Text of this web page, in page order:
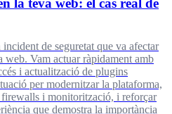
la teva web: el cas real de
de seguretat que va afectar
web. Vam actuar ràpidament amb
i actualització de plugins
per modernitzar la plataforma,
i monitorització, i reforçar
que demostra la importància